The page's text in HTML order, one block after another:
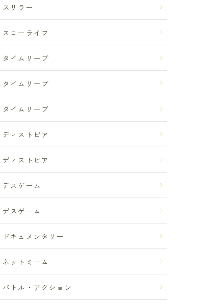
スリラー
スローライフ
タイムリープ
タイムリープ
タイムリープ
ディストピア
ディストピア
デスゲーム
デスゲーム
ドキュメンタリー
ネットミーム
バトル・アクション